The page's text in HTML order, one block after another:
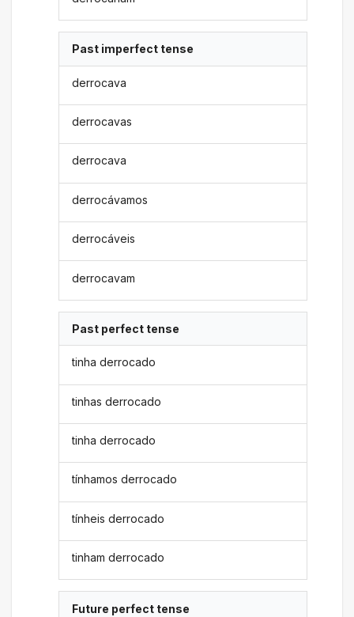
Past imperfect tense
derrocava
derrocavas
derrocava
derrocávamos
derrocáveis
derrocavam
Past perfect tense
tinha derrocado
tinhas derrocado
tinha derrocado
tínhamos derrocado
tínheis derrocado
tinham derrocado
Future perfect tense